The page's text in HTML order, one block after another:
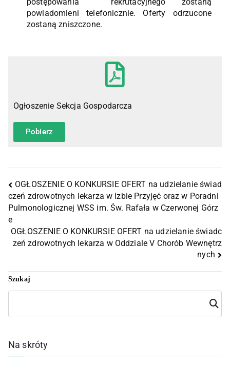
postępowania rekrutacyjnego zostaną
powiadomieni telefonicznie. Oferty odrzucone
zostaną zniszczone.
Ogłoszenie Sekcja Gospodarcza
Pobierz
OGŁOSZENIE O KONKURSIE OFERT na udzielanie świad
czeń zdrowotnych lekarza w Izbie Przyjęć oraz w Poradni
Pulmonologicznej WSS im. Św. Rafała w Czerwonej Górz
e
OGŁOSZENIE O KONKURSIE OFERT na udzielanie świadc
zeń zdrowotnych lekarza w Oddziale V Chorób Wewnętrz
nych
Szukaj
Szuka
j
Na skróty